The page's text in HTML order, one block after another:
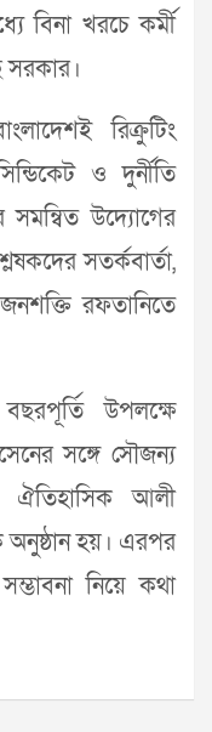
বিনা খরচে কর্মী
রিক্রুটিং
ও দুর্নীতি
উদ্যোগের
সতর্কবার্তা,
রফতানিতে
উপলক্ষে
সঙ্গে সৌজন্য
ঐতিহাসিক আলী
অনুষ্ঠান হয়। এরপর
নিয়ে কথা